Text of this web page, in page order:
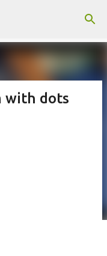
with dots